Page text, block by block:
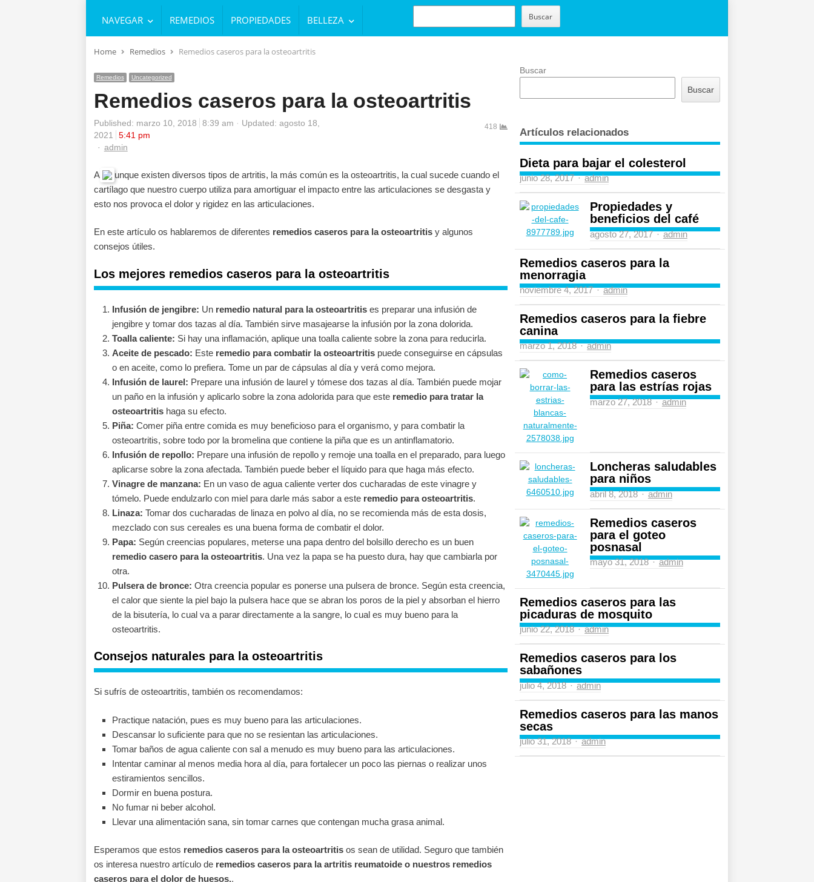
NAVEGAR REMEDIOS PROPIEDADES BELLEZA
BUSCAR
Buscar
Home Remedios Remedios caseros para la osteoartritis
Remedios Uncategorized
Remedios caseros para la osteoartritis
Published: marzo 10, 2018 8:39 am
Updated: agosto 18,
2021
5:41 pm
Author
admin
418
A
unque existen diversos tipos de artritis, la más común es la osteoartritis, la cual sucede cuando el
cartílago que nuestro cuerpo utiliza para amortiguar el impacto entre las articulaciones se desgasta y
esto nos provoca el dolor y rigidez en las articulaciones.
En este artículo os hablaremos de diferentes remedios caseros para la osteoartritisy algunos
consejos útiles.
Los mejores remedios caseros para la osteoartritis
Infusión de jengibre: Un remedio natural para la osteoartritises preparar una infusión de
jengibre y tomar dos tazas al día. También sirve masajearse la infusión por la zona dolorida.
Toalla caliente: Si hay una inflamación, aplique una toalla caliente sobre la zona para reducirla.
Aceite de pescado: Este remedio para combatir la osteoartritispuede conseguirse en cápsulas
o en aceite, como lo prefiera. Tome un par de cápsulas al día y verá como mejora.
Infusión de laurel: Prepare una infusión de laurel y tómese dos tazas al día. También puede mojar
un paño en la infusión y aplicarlo sobre la zona adolorida para que este remedio para tratar la
osteoartritishaga su efecto.
Piña: Comer piña entre comida es muy beneficioso para el organismo, y para combatir la
osteoartritis, sobre todo por la bromelina que contiene la piña que es un antinflamatorio.
Infusión de repollo: Prepare una infusión de repollo y remoje una toalla en el preparado, para luego
aplicarse sobre la zona afectada. También puede beber el líquido para que haga más efecto.
Vinagre de manzana: En un vaso de agua caliente verter dos cucharadas de este vinagre y
tómelo. Puede endulzarlo con miel para darle más sabor a este remedio para osteoartritis.
Linaza: Tomar dos cucharadas de linaza en polvo al día, no se recomienda más de esta dosis,
mezclado con sus cereales es una buena forma de combatir el dolor.
Papa: Según creencias populares, meterse una papa dentro del bolsillo derecho es un buen
remedio casero para la osteoartritis. Una vez la papa se ha puesto dura, hay que cambiarla por
otra.
Pulsera de bronce: Otra creencia popular es ponerse una pulsera de bronce. Según esta creencia,
el calor que siente la piel bajo la pulsera hace que se abran los poros de la piel y absorban el hierro
de la bisutería, lo cual va a parar directamente a la sangre, lo cual es muy bueno para la
osteoartritis.
Consejos naturales para la osteoartritis
Si sufrís de osteoartritis, también os recomendamos:
Practique natación, pues es muy bueno para las articulaciones.
Descansar lo suficiente para que no se resientan las articulaciones.
Tomar baños de agua caliente con sal a menudo es muy bueno para las articulaciones.
Intentar caminar al menos media hora al día, para fortalecer un poco las piernas o realizar unos
estiramientos sencillos.
Dormir en buena postura.
No fumar ni beber alcohol.
Llevar una alimentación sana, sin tomar carnes que contengan mucha grasa animal.
Esperamos que estos remedios caseros para la osteoartritisos sean de utilidad. Seguro que también
os interesa nuestro artículo de remedios caseros para la artritis reumatoide o nuestros remedios
caseros para el dolor de huesos..
Buscar
Buscar
Artículos relacionados
Dieta para bajar el colesterol
junio 28, 2017 Author
admin
Propiedades y
beneficios del café
agosto 27, 2017 Author
admin
Remedios caseros para la
menorragia
noviembre 4, 2017 Author
admin
Remedios caseros para la fiebre
canina
marzo 1, 2018 Author
admin
Remedios caseros
para las estrías rojas
marzo 27, 2018 Author
admin
Loncheras saludables
para niños
abril 8, 2018 Author
admin
Remedios caseros
para el goteo
posnasal
mayo 31, 2018 Author
admin
Remedios caseros para las
picaduras de mosquito
junio 22, 2018 Author
admin
Remedios caseros para los
sabañones
julio 4, 2018 Author
admin
Remedios caseros para las manos
secas
julio 31, 2018 Author
admin